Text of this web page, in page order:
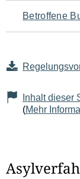
Betroffene
Inhalt dieser
(Mehr